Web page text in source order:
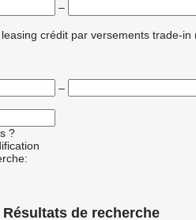
–
leasing crédit par versements trade-in
–
?
Résultats de recherche